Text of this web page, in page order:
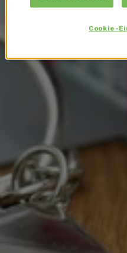
Cookie-